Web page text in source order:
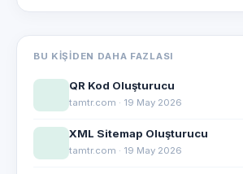
BU KIŞIDEN DAHA FAZLASI
QR Kod Oluşturucu
tamtr.com · 19 May 2026
XML Sitemap Oluşturucu
tamtr.com · 19 May 2026